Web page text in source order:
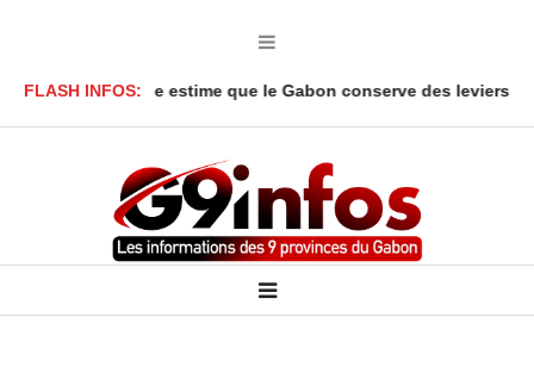
FLASH INFOS:
Y’Obegue estime que le Gabon conserve des leviers juridiques